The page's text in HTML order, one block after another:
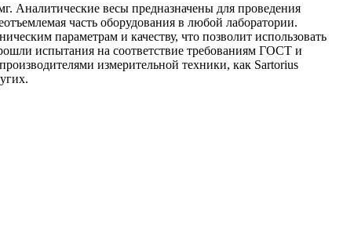
Аналитические весы предназначены для проведения
чаcть оборудования в любой лаборатории.
параметрам и качеству, что позволит использовать
испытания на соответствие требованиям ГОСТ и
измерительной техники, как Sartorius